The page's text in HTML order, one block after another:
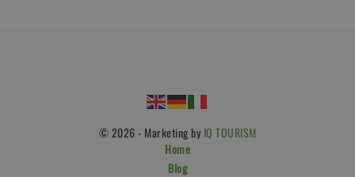
© 2026 - Marketing by IQ TOURISM
Home
Blog